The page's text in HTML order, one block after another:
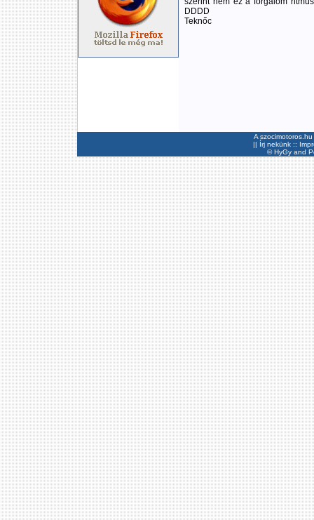
DDDD
Teknőc
A
|| Írj nekünk ::
©HyGyand